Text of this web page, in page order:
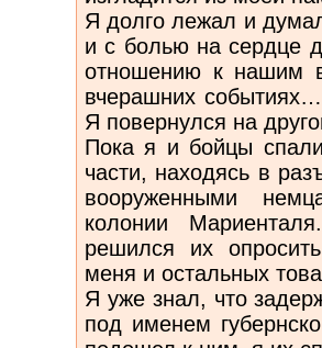
Я долго лежал и
и с болью на сердце
отношению к нашим
вчерашних
Я повернулся на
Пока я и бойцы
части, находясь в
вооруженными
колонии
решился их
меня и остальных
Я уже знал, что
под именем